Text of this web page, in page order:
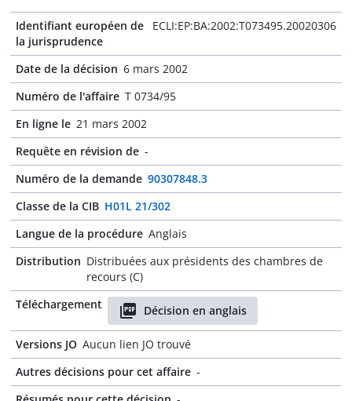
Identifiant européen de
la jurisprudence
ECLI:EP:BA:2002:T073495.20020306
Date de la décision 6 mars 2002
Numéro de l'affaire T 0734/95
En ligne le 21 mars 2002
Requête en révision de -
Numéro de la demande 90307848.3
Classe de la CIB H01L 21/302
Langue de la procédure Anglais
Distribution Distribuées aux présidents des chambres de
recours (C)
Téléchargement
Décision en anglais
Versions JO Aucun lien JO trouvé
Autres décisions pour cet affaire -